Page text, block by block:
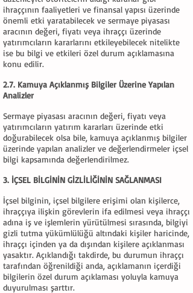
ihraççının faaliyetleri ve finansal yapısı üzerinde
önemli etki yaratabilecek ve sermaye piyasası
aracının değeri, fiyatı veya ihraççı üzerinde
yatırımcıların kararlarını etkileyebilecek nitelikte
ise bu bilgi ve etkileri özel durum açıklamasına
konu edilir.
2.7. Kamuya Açıklanmış Bilgiler Üzerine Yapılan
Analizler
Sermaye piyasası aracının değeri, fiyatı veya
yatırımcıların yatırım kararları üzerinde etki
doğurabilecek olsa bile, kamuya açıklanmış bilgiler
üzerinde yapılan analizler ve değerlendirmeler içsel
bilgi kapsamında değerlendirilmez.
3. İÇSEL BİLGİNİN GİZLİLİĞİNİN SAĞLANMASI
İçsel bilginin, içsel bilgilere erişimi olan kişilerce,
ihraççıya ilişkin görevlerin ifa edilmesi veya ihraççı
adına iş ve işlemlerin yürütülmesi sırasında, bilgiyi
gizli tutma yükümlülüğü altındaki kişiler haricinde,
ihraççı içinden ya da dışından kişilere açıklanması
yasaktır. Açıklandığı takdirde, bu durumun ihraççı
tarafından öğrenildiği anda, açıklamanın içerdiği
bilgilerin özel durum açıklaması yoluyla kamuya
duyurulması şarttır.